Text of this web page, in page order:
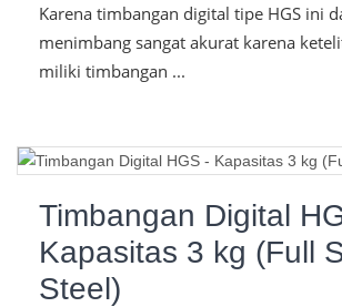
Karena timbangan digital tipe HGS ini
menimbang sangat akurat karena
miliki timbangan ...
Timbangan Digital
Kapasitas 3 kg (Full
Steel)